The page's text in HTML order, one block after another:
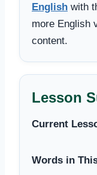
English with
more English
content.
Lesson
Current
Words in